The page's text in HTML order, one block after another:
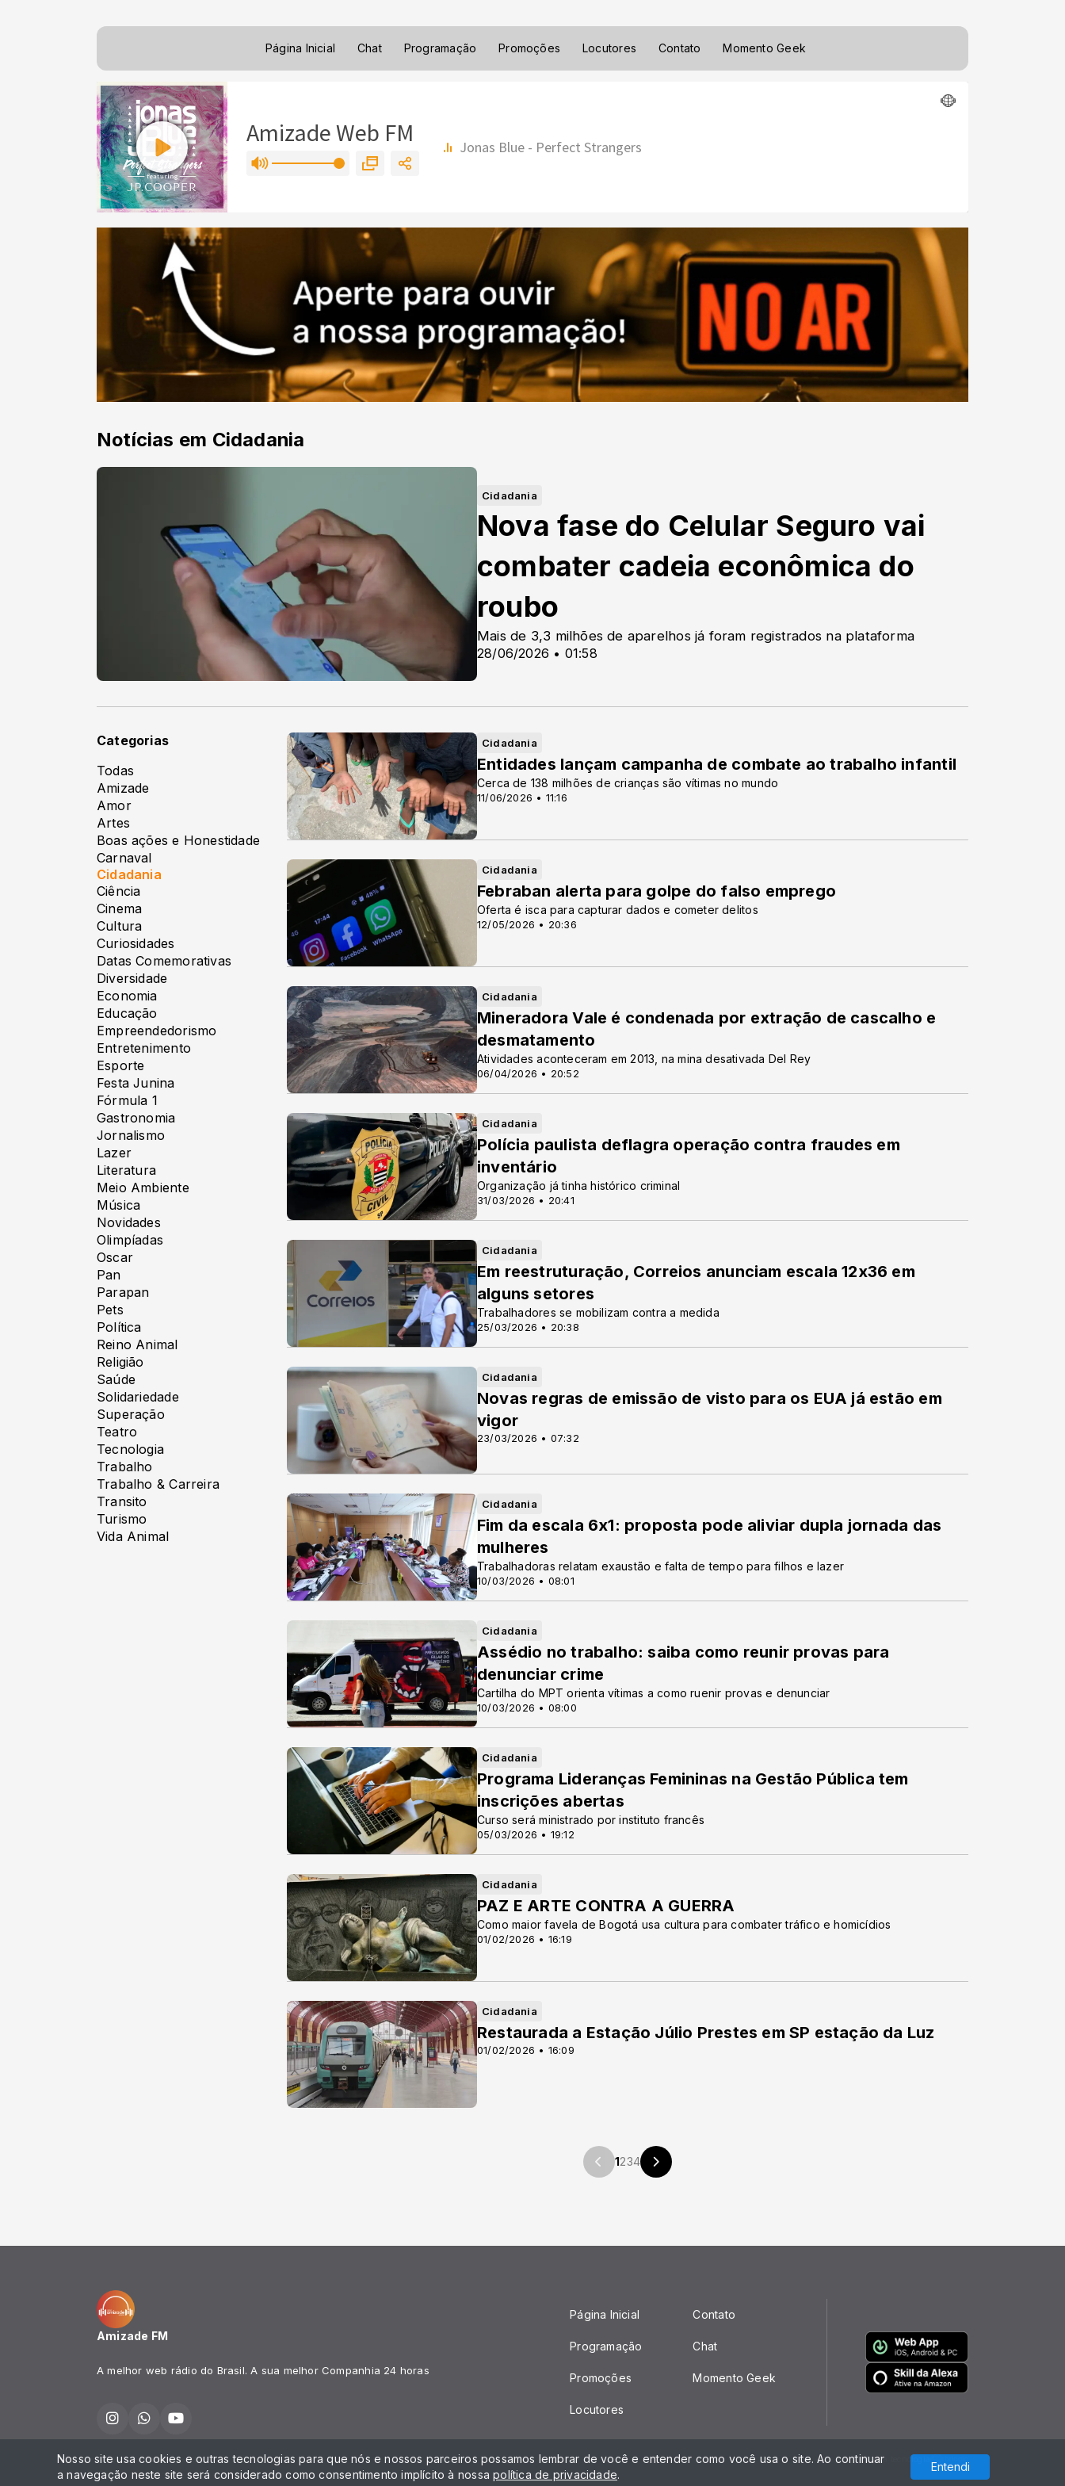
Página Inicial Chat Programação Promoções Locutores Contato Momento Geek
Notícias em Cidadania
Cidadania
28/06/2026 • 01:58
Nova fase do Celular Seguro vai
combater cadeia econômica do
roubo
Mais de 3,3 milhões de aparelhos já foram registrados na plataforma
Categorias
Todas
Amizade
Amor
Artes
Boas ações e Honestidade
Carnaval
Cidadania
Ciência
Cinema
Cultura
Curiosidades
Datas Comemorativas
Diversidade
Economia
Educação
Empreendedorismo
Entretenimento
Esporte
Festa Junina
Fórmula 1
Gastronomia
Jornalismo
Lazer
Literatura
Meio Ambiente
Música
Novidades
Olimpíadas
Oscar
Pan
Parapan
Pets
Política
Reino Animal
Religião
Saúde
Solidariedade
Superação
Teatro
Tecnologia
Trabalho
Trabalho & Carreira
Transito
Turismo
Vida Animal
Cidadania
11/06/2026 • 11:16
Entidades lançam campanha de combate ao trabalho infantil
Cerca de 138 milhões de crianças são vítimas no mundo
Cidadania
12/05/2026 • 20:36
Febraban alerta para golpe do falso emprego
Oferta é isca para capturar dados e cometer delitos
Cidadania
06/04/2026 • 20:52
Mineradora Vale é condenada por extração de cascalho e
desmatamento
Atividades aconteceram em 2013, na mina desativada Del Rey
Cidadania
31/03/2026 • 20:41
Polícia paulista deflagra operação contra fraudes em
inventário
Organização já tinha histórico criminal
Cidadania
25/03/2026 • 20:38
Em reestruturação, Correios anunciam escala 12x36 em
alguns setores
Trabalhadores se mobilizam contra a medida
Cidadania
23/03/2026 • 07:32
Novas regras de emissão de visto para os EUA já estão em
vigor
Cidadania
10/03/2026 • 08:01
Fim da escala 6x1: proposta pode aliviar dupla jornada das
mulheres
Trabalhadoras relatam exaustão e falta de tempo para filhos e lazer
Cidadania
10/03/2026 • 08:00
Assédio no trabalho: saiba como reunir provas para
denunciar crime
Cartilha do MPT orienta vítimas a como ruenir provas e denunciar
Cidadania
05/03/2026 • 19:12
Programa Lideranças Femininas na Gestão Pública tem
inscrições abertas
Curso será ministrado por instituto francês
Cidadania
01/02/2026 • 16:19
PAZ E ARTE CONTRA A GUERRA
Como maior favela de Bogotá usa cultura para combater tráfico e homicídios
Cidadania
01/02/2026 • 16:09
Restaurada a Estação Júlio Prestes em SP estação da Luz
1234
Amizade FM
A melhor web rádio do Brasil. A sua melhor Companhia 24 horas
Página Inicial
Programação
Promoções
Locutores
Contato
Chat
Momento Geek
Todos os direitos reservados. Com a tecnologia
Nosso site usa cookies e outras tecnologias para que nós e nossos parceiros possamos lembrar de você e entender como você usa o site. Ao continuar
a navegação neste site será considerado como consentimento implícito à nossapolítica de privacidade.
Entendi